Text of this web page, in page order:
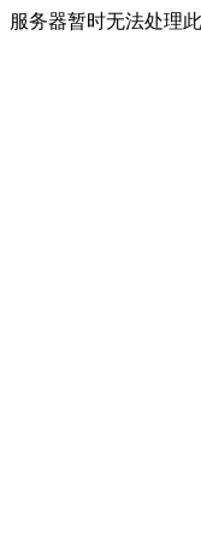
服务器暂时无法处理